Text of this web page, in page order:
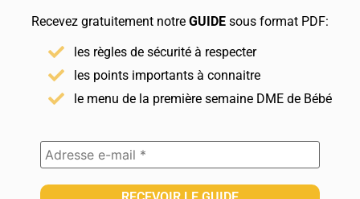
Recevez gratuitement notre GUIDE sous format PDF:
les règles de sécurité à respecter
les points importants à connaitre
le menu de la première semaine DME de Bébé